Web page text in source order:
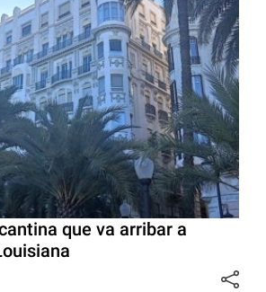
que va arribar a